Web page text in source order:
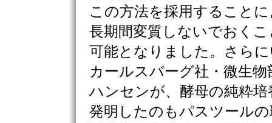
この方法を採用すること
長期間変質しないでおくこ
可能となりました。さら
カールスバーグ社・微生物
ハンセンが、酵母の純粋培
発明したのもパスツール